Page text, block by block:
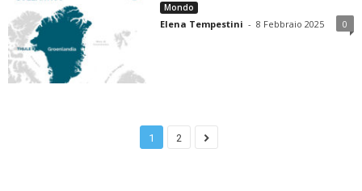
Mondo
Elena Tempestini - 8 Febbraio 2025 0
1 2